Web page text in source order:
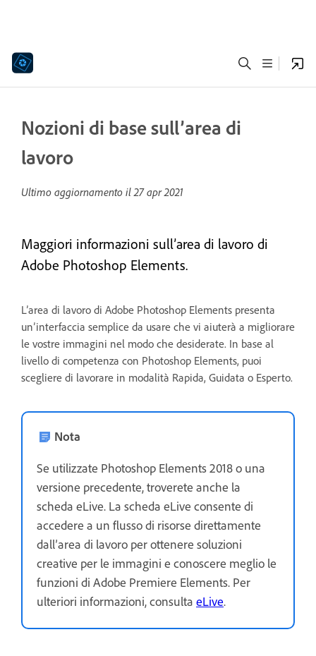
Nozioni di base sull’area di
lavoro
Ultimo aggiornamento il27 apr 2021
Maggiori informazioni sull’area di lavoro di
Adobe Photoshop Elements.
L’area di lavoro di Adobe Photoshop Elements presenta
un’interfaccia semplice da usare che vi aiuterà a migliorare
le vostre immagini nel modo che desiderate. In base al
livello di competenza con Photoshop Elements, puoi
scegliere di lavorare in modalità Rapida, Guidata o Esperto.
Nota
Se utilizzate Photoshop Elements 2018 o una
versione precedente, troverete anche la
scheda eLive. La scheda eLive consente di
accedere a un flusso di risorse direttamente
dall’area di lavoro per ottenere soluzioni
creative per le immagini e conoscere meglio le
funzioni di Adobe Premiere Elements. Per
ulteriori informazioni, consulta eLive.